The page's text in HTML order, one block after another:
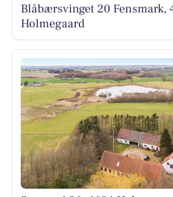
Blåbærsvinget 20 Fensmark,
Holmegaard